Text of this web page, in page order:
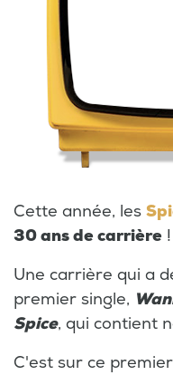
Cette année, les
30 ans de carrière !
Une carrière qui a
premier single,
Spice, qui contient
C'est sur ce